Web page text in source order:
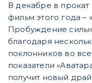
В декабре в
фильм этого года –
Пробуждение
благодаря
поклонников во
показатели
получит новый